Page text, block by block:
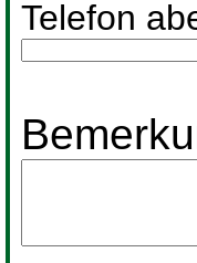
Telefon